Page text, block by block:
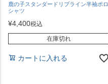
鹿の子スタンダードリブライン半袖ポロ
シャツ
¥4,400税込
在庫切れ
カートに入れる